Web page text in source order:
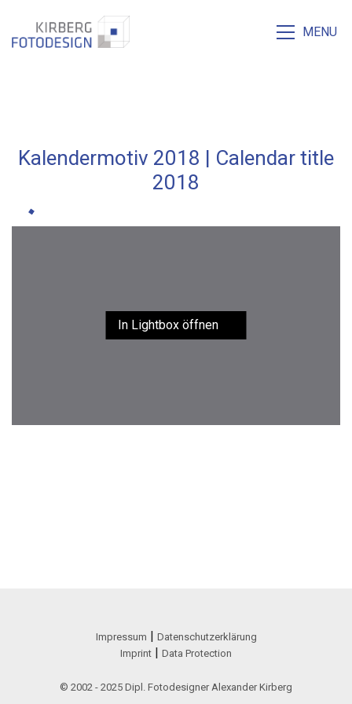
MENU
Kalendermotiv 2018 | Calendar title
2018
In Lightbox öffnen
Impressum | Datenschutzerklärung
Imprint | Data Protection
© 2002 - 2025 Dipl. Fotodesigner Alexander Kirberg